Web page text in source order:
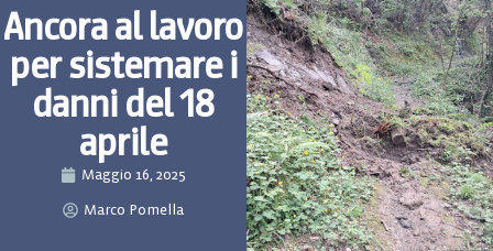
Ancora al lavoro
per sistemare i
danni del 18
aprile
Maggio 16, 2025
Marco Pomella